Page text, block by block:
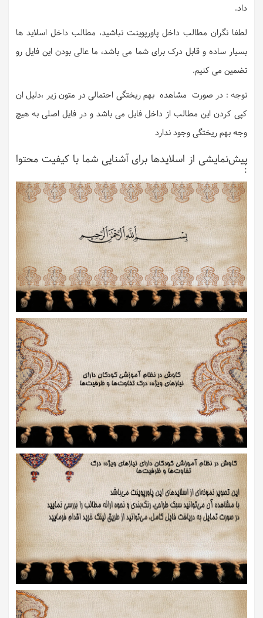
داد.
لطفا نگران مطالب داخل پاورپوینت نباشید، مطالب داخل اسلاید ها
بسیار ساده و قابل درک برای شما می باشد، ما عالی بودن این فایل رو
تضمین می کنیم.
توجه : در صورت مشاهده بهم ریختگی احتمالی در متون زیر ،دلیل ان
کپی کردن این مطالب از داخل فایل می باشد و در فایل اصلی به هیچ
وجه بهم ریختگی وجود ندارد
پیش‌نمایشی از اسلایدها برای آشنایی شما با کیفیت محتوا
: